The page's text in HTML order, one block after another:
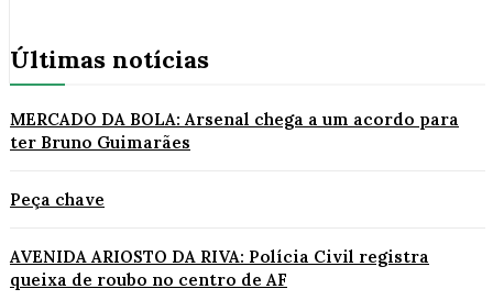
Últimas notícias
MERCADO DA BOLA: Arsenal chega a um acordo para
ter Bruno Guimarães
Peça chave
AVENIDA ARIOSTO DA RIVA: Polícia Civil registra
queixa de roubo no centro de AF